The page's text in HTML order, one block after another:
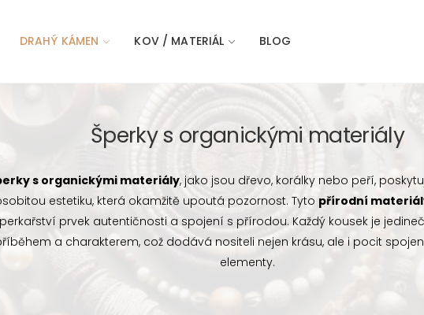
DRAHÝ KÁMEN KOV / MATERIÁL BLOG
Šperky s organickými materiály
s organickými materiály, jako jsou dřevo, korálky nebo peří,
estetiku, která okamžitě upoutá pozornost. Tyto přírodní
prvek autentičnosti a spojení s přírodou. Každý kousek je
a charakterem, což dodává nositeli nejen krásu, ale i pocit
elementy.